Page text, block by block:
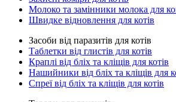
Молоко та замінники молока для
Швидке відновлення для котів
Засоби від паразитів для котів
Таблетки від глистів для котів
Краплі від бліх та кліщів для котів
Нашийники від бліх та кліщів для
Спреї від бліх та кліщів для котів